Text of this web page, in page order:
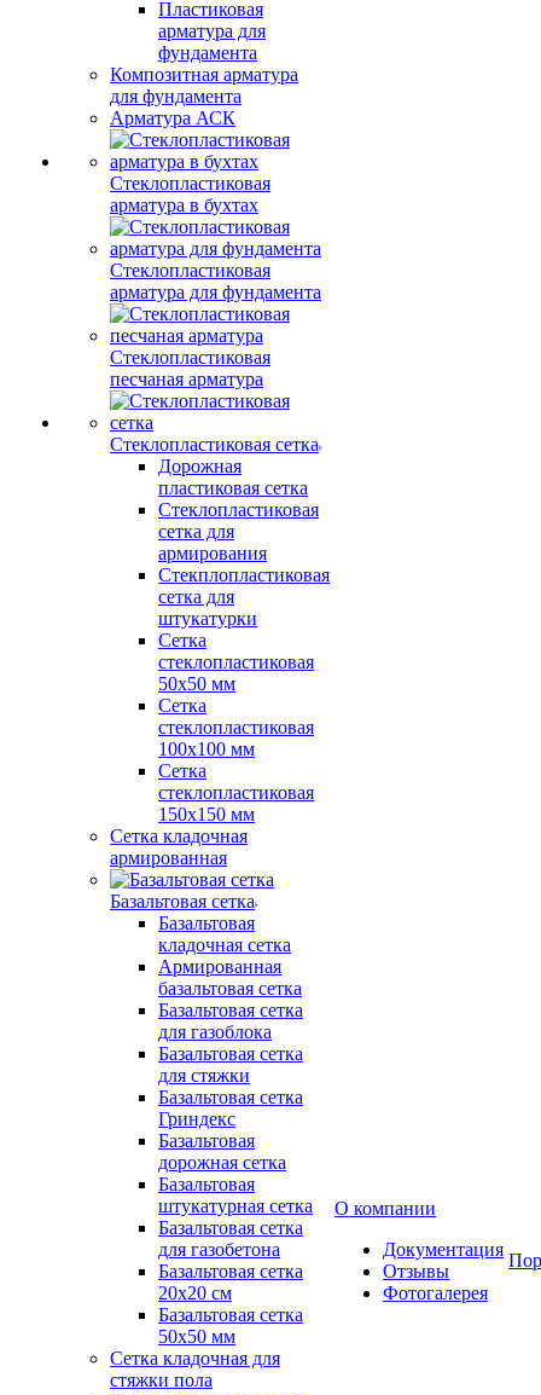
Пластиковая
арматура для
фундамента
Композитная арматура
для фундамента
Арматура АСК
Стеклопластиковая
арматура в бухтах
Стеклопластиковая
арматура для фундамента
Стеклопластиковая
песчаная арматура
Стеклопластиковая сетка
Дорожная
пластиковая сетка
Стеклопластиковая
сетка для
армирования
Стекплопластиковая
сетка для
штукатурки
Сетка
стеклопластиковая
50x50 мм
Сетка
стеклопластиковая
100x100 мм
Сетка
стеклопластиковая
150x150 мм
Сетка кладочная
армированная
Базальтовая сетка
Базальтовая
кладочная сетка
Армированная
базальтовая сетка
Базальтовая сетка
для газоблока
Базальтовая сетка
для стяжки
Базальтовая сетка
Гриндекс
Базальтовая
дорожная сетка
Базальтовая
штукатурная сетка
Базальтовая сетка
для газобетона
Базальтовая сетка
20x20 см
Базальтовая сетка
50x50 мм
Сетка кладочная для
стяжки пола
О компании
Документация
Отзывы
Фотогалерея